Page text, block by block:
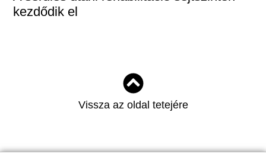
kezdődik el
Vissza az oldal tetejére